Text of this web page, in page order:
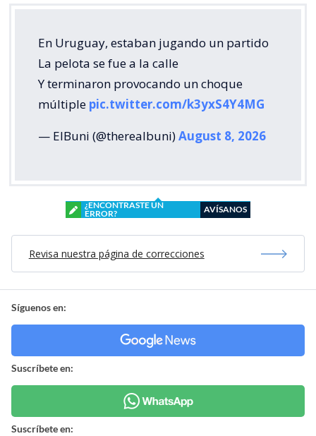
En Uruguay, estaban jugando un partido
La pelota se fue a la calle
Y terminaron provocando un choque
múltiple pic.twitter.com/k3yxS4Y4MG
— ElBuni (@therealbuni)August 8, 2026
¿ENCONTRASTE UN
ERROR?
AVÍSANOS
Revisa nuestra página de correcciones
Síguenos en:
Suscríbete en:
Suscríbete en: